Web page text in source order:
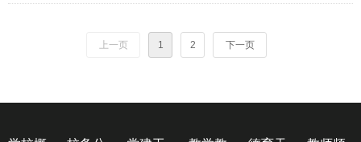
上一页 1 2 下一页